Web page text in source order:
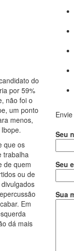
do
por 59%
não foi o
um ponto
menos,
que os
trabalha
de quem
ou de
Em
dá mais
Seu
Seu
Sua